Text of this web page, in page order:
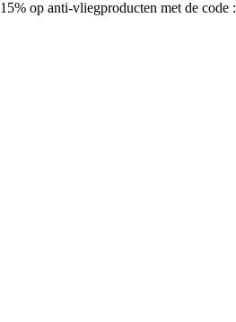
15% op anti-vliegproducten met de code :